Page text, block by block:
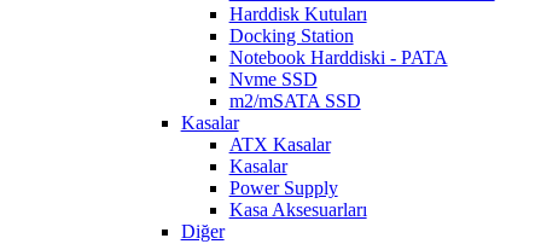
Harddisk Kutuları
Docking Station
Notebook Harddiski - PATA
Nvme SSD
m2/mSATA SSD
Kasalar
ATX Kasalar
Kasalar
Power Supply
Kasa Aksesuarları
Diğer